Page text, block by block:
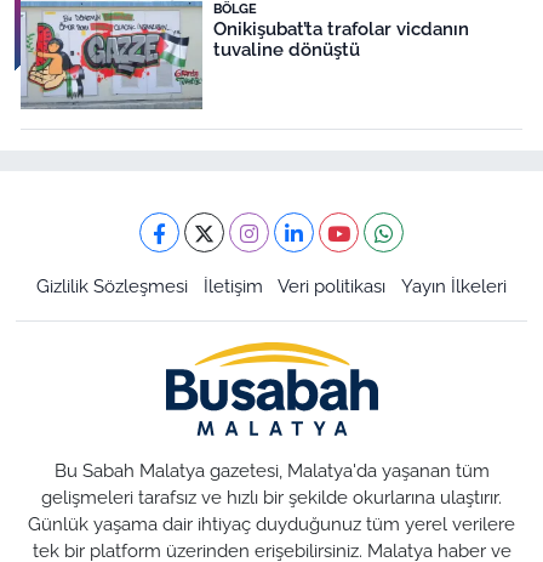
BÖLGE
Onikişubat’ta trafolar vicdanın
tuvaline dönüştü
Gizlilik Sözleşmesi İletişim Veri politikası Yayın İlkeleri
Bu Sabah Malatya gazetesi, Malatya'da yaşanan tüm
gelişmeleri tarafsız ve hızlı bir şekilde okurlarına ulaştırır.
Günlük yaşama dair ihtiyaç duyduğunuz tüm yerel verilere
tek bir platform üzerinden erişebilirsiniz. Malatya haber ve